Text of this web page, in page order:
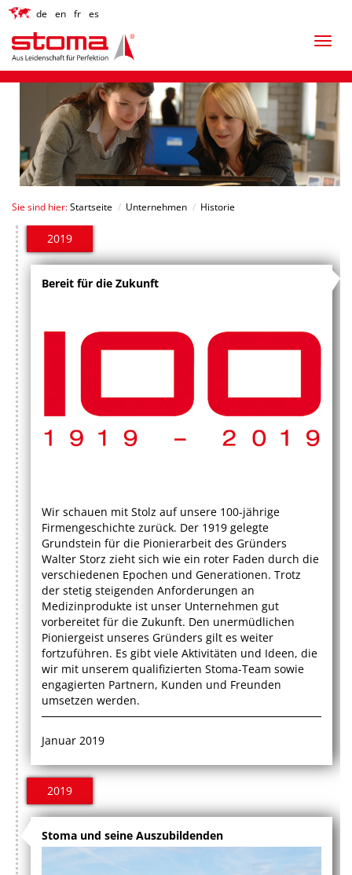
Sie sind hier:Startseite / Unternehmen / Historie
2019
Bereit für die Zukunft
Wir schauen mit Stolz auf unsere 100-jährige
Firmengeschichte zurück. Der 1919 gelegte
Grundstein für die Pionierarbeit des Gründers
Walter Storz zieht sich wie ein roter Faden durch die
verschiedenen Epochen und Generationen. Trotz
der stetig steigenden Anforderungen an
Medizinprodukte ist unser Unternehmen gut
vorbereitet für die Zukunft. Den unermüdlichen
Pioniergeist unseres Gründers gilt es weiter
fortzuführen. Es gibt viele Aktivitäten und Ideen, die
wir mit unserem qualifizierten Stoma-Team sowie
engagierten Partnern, Kunden und Freunden
umsetzen werden.
Januar 2019
2019
Stoma und seine Auszubildenden
de en fr es